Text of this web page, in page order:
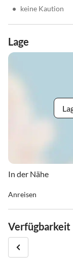
• keine Kaution
Lage
In der Nähe
Anreisen
kann man die
benützen.
Verfügbarkeit